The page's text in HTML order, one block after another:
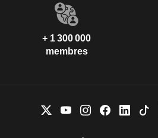
+ 1 300 000
membres